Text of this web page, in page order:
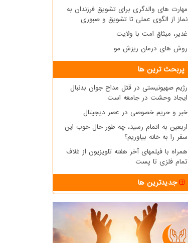
مهارت های والدگری برای تشویق فرزندان به
نماز از الگوی عملی تا تشویق و صبوری
غدیر، میثاق امت با ولایت
روش های درمان ریزش مو
پربحث ترین ها
رژیم صهیونیستی در قتل مداح جوان بدنبال
ایجاد وحشت در جامعه است
خبر و حریم خصوصی در عصر دیجیتال
اربعین به اتمام رسید، چه طور حال خوب این
سفر را به خانه بیاوریم؟
همراه با فیلمهای آخر هفته تلویزیون از غلاف
تمام فلزی تا پست
جدیدترین ها